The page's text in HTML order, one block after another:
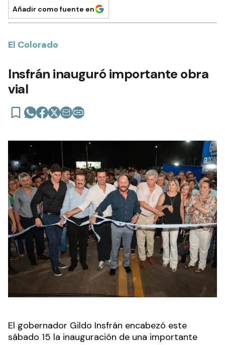
Añadir como fuente en
El Colorado
Insfrán inauguró importante obra
vial
El gobernador Gildo Insfrán encabezó este
sábado 15 la inauguración de una importante